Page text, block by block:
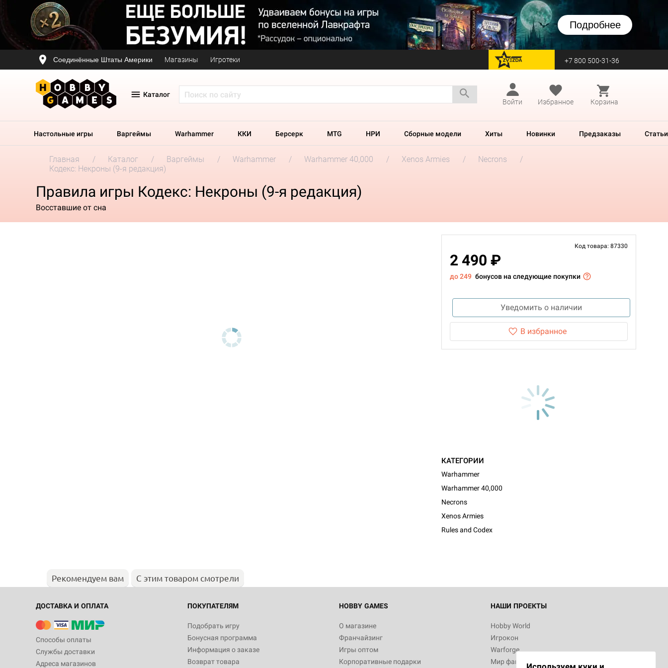
Подробнее
Соединённые Штаты Америки Магазины Игротеки перейти на Zvezda +7 800 500-31-36
Каталог
Войти
Избранное Корзина
Настольные игры Варгеймы Warhammer ККИ Берсерк MTG НРИ Сборные модели Хиты Новинки Предзаказы Статьи
Главная Каталог Варгеймы Warhammer Warhammer 40,000 Xenos Armies
Necrons
Кодекс: Некроны (9-я редакция)
Правила игры Кодекс: Некроны (9-я редакция)
Восставшие от сна
Код товара: 87330
2 490 ₽
до 249 бонусов на следующие покупки
Уведомить о наличии
В избранное
КАТЕГОРИИ
Warhammer
Warhammer 40,000
Necrons
Xenos Armies
Rules and Codex
Рекомендуем вам С этим товаром смотрели
ДОСТАВКА И ОПЛАТА
Способы оплаты
Службы доставки
Адреса магазинов
ПОКУПАТЕЛЯМ
Подобрать игру
Бонусная программа
Информация о заказе
Возврат товара
HOBBY GAMES
О магазине
Франчайзинг
Игры оптом
Корпоративные подарки
НАШИ ПРОЕКТЫ
Hobby World
Игрокон
Warforge
Мир фантастики